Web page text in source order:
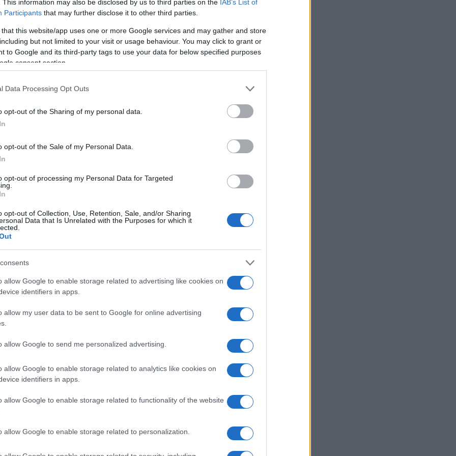
This information may also be disclosed by us to third parties on the IAB’s List of
Participants that may further disclose it to other third parties.
that this website/app uses one or more Google services and may gather and store
but not limited to your visit or usage behaviour. You may click to grant or
to Google and its third-party tags to use your data for below specified purposes
consent section.
Data Processing Opt Outs
opt-out of the Sharing of my personal data.
opt-out of the Sale of my Personal Data.
opt-out of processing my Personal Data for Targeted
opt-out of Collection, Use, Retention, Sale, and/or Sharing
Data that Is Unrelated with the Purposes for which it
allow Google to enable storage related to advertising like cookies on
identifiers in apps.
allow my user data to be sent to Google for online advertising
allow Google to send me personalized advertising.
allow Google to enable storage related to analytics like cookies on
identifiers in apps.
allow Google to enable storage related to functionality of the website
allow Google to enable storage related to personalization.
skupaj tekmujejo dečki in deklice – tekmovalci/tekmovalke s
je tudi podelitev.
s tekmovalno licenco KZS.
v spustu. Točke prejmejo vsi tekmovalci, ne glede na
12:00. Prijavite se preko portalaPrijavim.se.
ta ni veljavna. Ob predprijavi na tekmo boste na mail prejeli račun s
Člani, U19 mladinci, U17 ml. mladinci, U15 dečki, Master, Amaterji
U13 dečki/deklice) in 55,00 EUR v primeru prijave na dirki.
pridobiti enodnevno tekmovalno licenco KZS. Tekmujejo lahko
Enodnevne licence so na voljo v predprijavi in na dan dogodka v